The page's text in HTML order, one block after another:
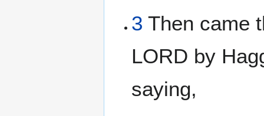
3 Then came
LORD by
saying,